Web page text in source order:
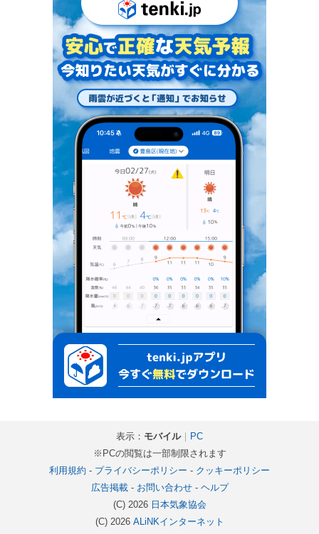
表示： モバイル｜
PC
※PCの閲覧は一部制限されます
利用規約 - プライバシーポリシー - クッキーポリシー
広告掲載- お問い合わせ- ヘルプ
(C) 2026 日本気象協会
(C) 2026 ALiNKインターネット